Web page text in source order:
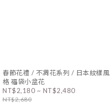
春節花禮 / 不凋花系列 / 日本紋樣風
格 福袋小盆花
NT$2,180 ~ NT$2,480
NT$2,680